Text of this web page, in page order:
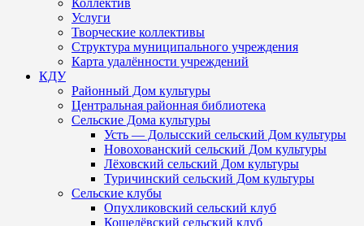
Коллектив
Услуги
Творческие коллективы
Структура муниципального учреждения
Карта удалённости учреждений
КДУ
Районный Дом культуры
Центральная районная библиотека
Сельские Дома культуры
Усть — Долысский сельский Дом культуры
Новохованский сельский Дом культуры
Лёховский сельский Дом культуры
Туричинский сельский Дом культуры
Сельские клубы
Опухликовский сельский клуб
Кошелёвский сельский клуб